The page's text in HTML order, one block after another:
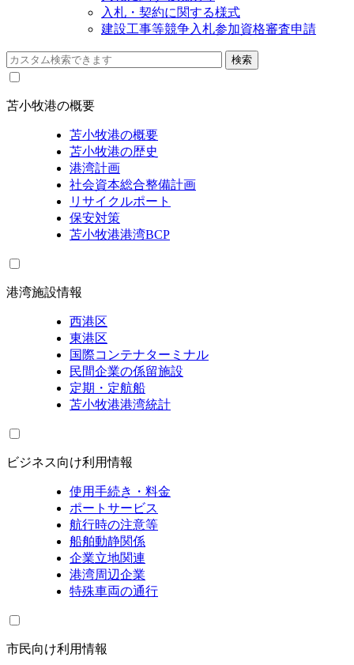
入札・契約に関する様式
建設工事等競争入札参加資格審査申請
苫小牧港の概要
苫小牧港の概要
苫小牧港の歴史
港湾計画
社会資本総合整備計画
リサイクルポート
保安対策
苫小牧港港湾BCP
港湾施設情報
西港区
東港区
国際コンテナターミナル
民間企業の係留施設
定期・定航船
苫小牧港港湾統計
ビジネス向け利用情報
使用手続き・料金
ポートサービス
航行時の注意等
船舶動静関係
企業立地関連
港湾周辺企業
特殊車両の通行
市民向け利用情報